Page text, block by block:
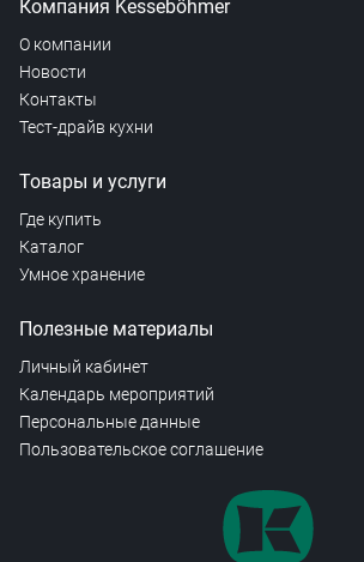
Компания Kesseböhmer
О компании
Новости
Контакты
Тест-драйв кухни
Товары и услуги
Где купить
Каталог
Умное хранение
Полезные материалы
Личный кабинет
Календарь мероприятий
Персональные данные
Пользовательское соглашение